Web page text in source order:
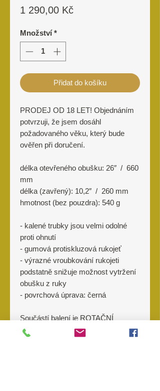
1 290,00 KčCena
Množství *
Přidat do košíku
PRODEJ OD 18 LET! Objednáním
potvrzuji, že jsem dosáhl
požadovaného věku, který bude
ověřen při doručení.
délka otevřeného obušku: 26″ / 660
mm
délka (zavřený): 10,2″ / 260 mm
hmotnost (bez pouzdra): 540 g
- kalené trubky jsou velmi odolné
proti ohnutí
- gumová protiskluzová rukojeť
- výrazné vroubkování rukojeti
podstatně snižuje možnost vytržení
obušku z ruky
- povrchová úprava: černá
Součástí balení je ROTAČNÍ
plastové pouzdro BH-54 se